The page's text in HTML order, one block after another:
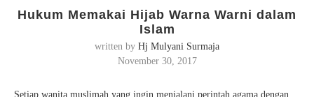
Hukum Memakai Hijab Warna Warni dalam
Islam
written by Hj Mulyani Surmaja
November 30, 2017
Setiap wanita muslimah yang ingin menjalani perintah agama dengan